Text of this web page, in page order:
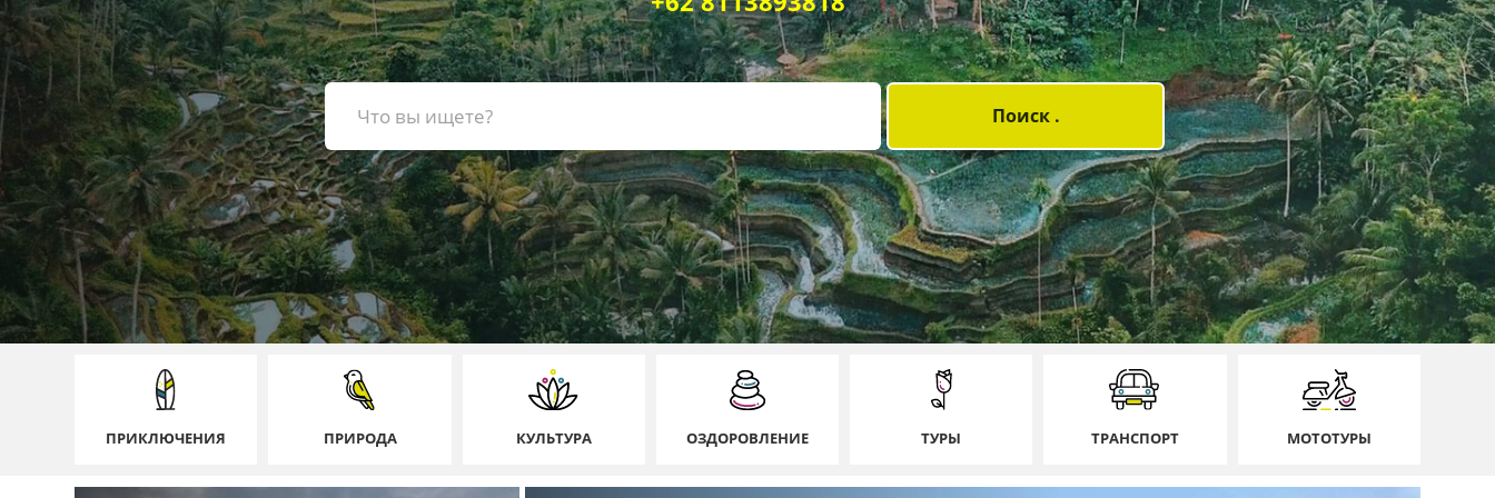
ПРИКЛЮЧЕНИЯ ПРИРОДА КУЛЬТУРА ОЗДОРОВЛЕНИЕ ТУРЫ ТРАНСПОРТ МОТОТУРЫ